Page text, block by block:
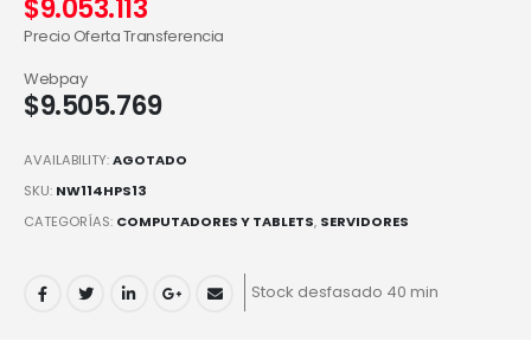
$9.053.113
Precio Oferta Transferencia
$9.505.769
Webpay
AVAILABILITY:AGOTADO
SKU: NW114HPS13
CATEGORÍAS: COMPUTADORES Y TABLETS, SERVIDORES
Stock desfasado 40 min